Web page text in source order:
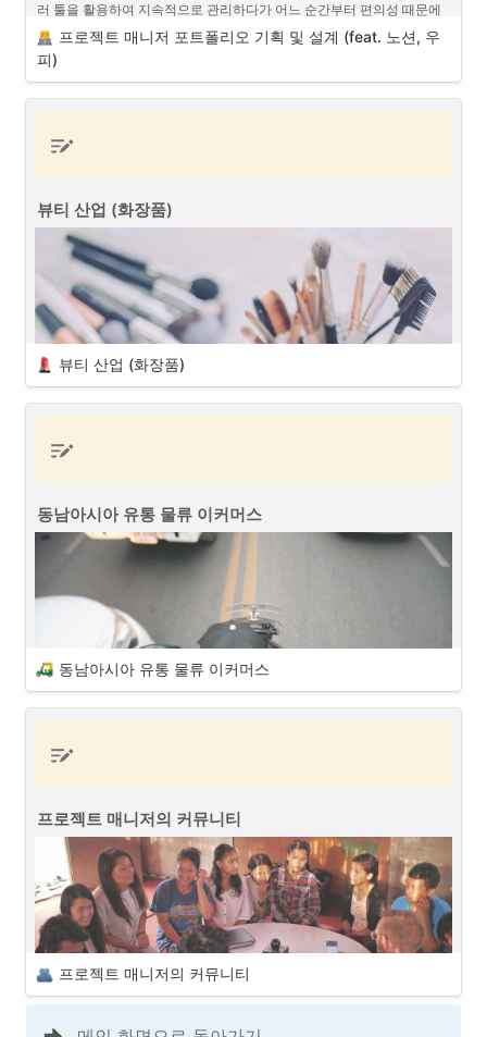
러 툴을 활용하여 지속적으로 관리하다가 어느 순간부터 편의성 때문에
개인적으로 현재는 노션(Notion)을 선호해서 쓰고 있습니다. 추후에 더
좋은 관리툴이 나오면 옮기게 되지 않을까 싶기도 합니다.
프로젝트 매니저 포트폴리오 기획 및 설계 (feat. 노션, 우
피)
뷰티 산업 (화장품)
뷰티 산업 (화장품) (출처 : Unsplash)
동남아시아
에서 한국 화장품에 대한 수요는 최근 몇 년간 꾸준히 증가하
고 있습니다. K-Beauty로 알려진 한국 화장품 산업은 그 품질과 혁신적
인 제품, 그리고 한국 연예인들이 사용하는 제품이라는 이미지 덕분에 큰
인기를 얻고 있습니다. 아래에 동남아시아에서 한국 화장품에 대한 수요
와 그 원인들을 정리해보았습니다.
이 불고 있습니다. 이에 한국 화장품에 대한 관심도 자연스럽게 높아지고
다. 이에 동남아시아의 역사적 문화적인 영향
에서 강세를 보이고 있던 프랑스(샤넬, 디올, 로레알)와 일본 브랜드(SK-
II, 시세이도)에 이어 한국 화장품 산업의 2 Top인 아모레퍼시픽과 LG생
활건강을 포함한 다양한 화장품 브랜드들이 동남아시아에서 활발히 활
약하고 있습니다.
뷰티 산업 (화장품)
동남아시아 유통 물류 이커머스
동남아시아 유통 물류 이커머스 (출처 : Unsplash)
동남아시아 유통 물류 이커머스는 동남아시아에서의 사업을 설명하는
중요한 키워드 중에 하나라고 생각합니다. 프로젝트 매니저 (PM/PO) 로
서 동남아시아에서 유통 물류 이커머스 프로젝트 진행시 고려해야할 부
분을 아래와 같이 정리해보겠습니다.
일단 동남아시아 시장은 높은 경제 성장률과 젊은 인구와 모바일 사용자
들이 많다는 점으로 모든 면에서 매력적인 시장이며 온라인 쇼핑 이용자
동남아시아 유통 물류 이커머스
프로젝트 매니저의 커뮤니티
프로젝트 매니저의 커뮤니티